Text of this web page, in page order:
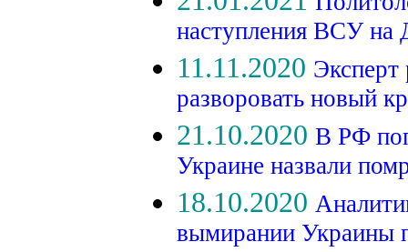
наступления ВСУ на
11.11.2020 Эксперт
разворовать новый
21.10.2020 В РФ
Украине назвали
18.10.2020
вымирании Украины